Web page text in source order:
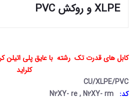
XLPE و روکش PVC
کابل های قدرت تک رشته با عایق پلی اتیلن
کلراید
CU/XLPE/PVC
کد: N2XY- re , N2XY- rm